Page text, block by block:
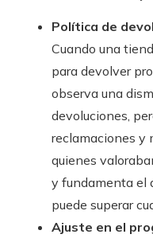
Política de
Cuando una
para devolver
observa una
devoluciones,
reclamaciones y
quienes
y fundamenta el
puede superar
Ajuste en el